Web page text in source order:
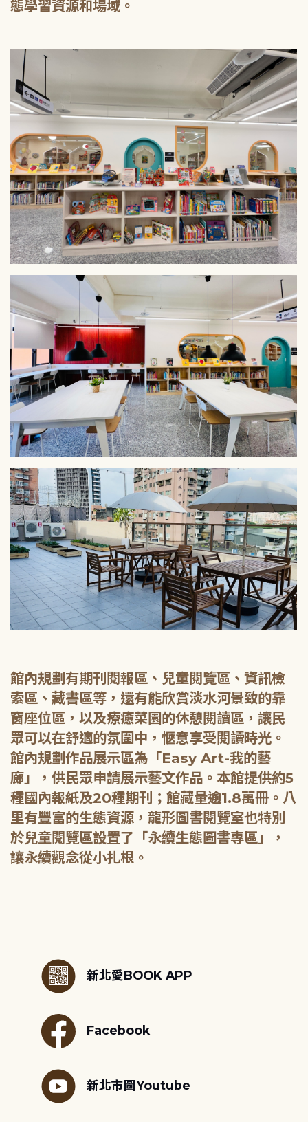
館內規劃有期刊閱報區、兒童閱覽區、資訊檢
索區、藏書區等，還有能欣賞淡水河景致的靠
窗座位區，以及療癒菜園的休憩閱讀區，讓民
眾可以在舒適的氛圍中，愜意享受閱讀時光。
館內規劃作品展示區為「Easy Art-我的藝
廊」，供民眾申請展示藝文作品。本館提供約5
種國內報紙及20種期刊；館藏量逾1.8萬冊。八
里有豐富的生態資源，龍形圖書閱覽室也特別
於兒童閱覽區設置了「永續生態圖書專區」，
新北愛BOOK APP
Facebook
新北市圖Youtube